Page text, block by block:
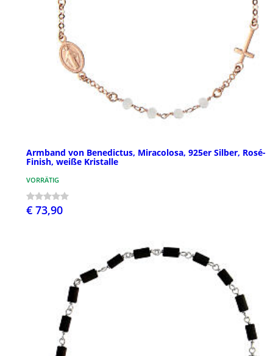
Armband von Benedictus, Miracolosa, 925er Silber, Rosé-
Finish, weiße Kristalle
VORRÄTIG
€ 73,90